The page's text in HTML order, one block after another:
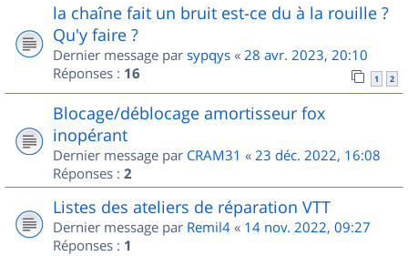
la chaîne fait un bruit est-ce du à la rouille ?
Qu'y faire ?
Dernier message par sypqys « 28 avr. 2023, 20:10
Réponses : 16 1 2
Blocage/déblocage amortisseur fox
inopérant
Dernier message par CRAM31 « 23 déc. 2022, 16:08
Réponses : 2
Listes des ateliers de réparation VTT
Dernier message par Remil4 « 14 nov. 2022, 09:27
Réponses : 1